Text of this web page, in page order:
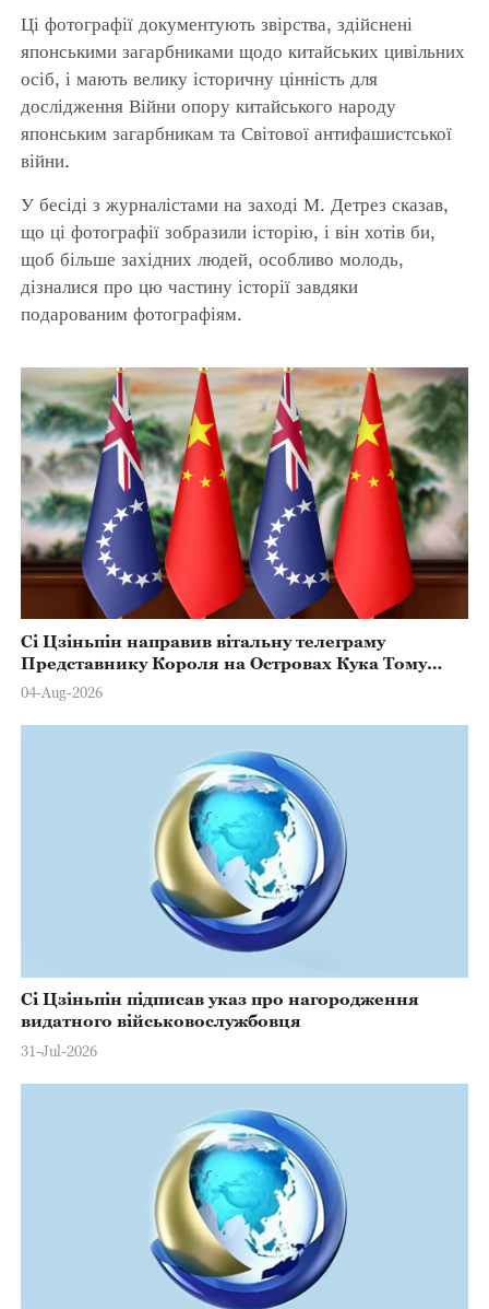
Ці фотографії документують звірства, здійснені
японськими загарбниками щодо китайських цивільних
осіб, і мають велику історичну цінність для
дослідження Війни опору китайського народу
японським загарбникам та Світової антифашистської
війни.
У бесіді з журналістами на заході М. Детрез сказав,
що ці фотографії зобразили історію, і він хотів би,
щоб більше західних людей, особливо молодь,
дізналися про цю частину історії завдяки
подарованим фотографіям.
Сі Цзіньпін направив вітальну телеграму
Представнику Короля на Островах Кука Тому
Марстерсу з нагоди Дня Конституції
04-Aug-2026
Сі Цзіньпін підписав указ про нагородження
видатного військовослужбовця
31-Jul-2026